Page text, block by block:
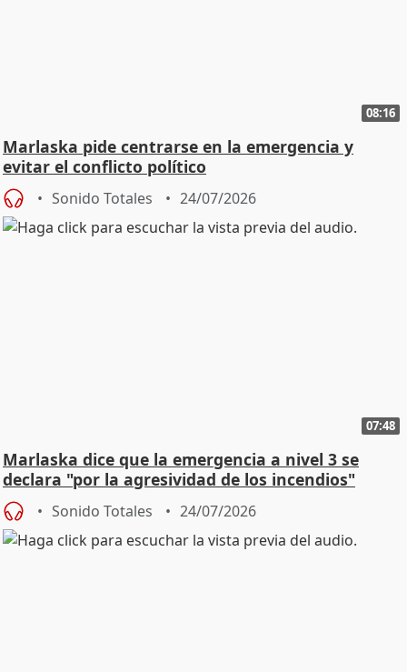
08:16
Marlaska pide centrarse en la emergencia y
evitar el conflicto político
Sonido Totales 24/07/2026
07:48
Marlaska dice que la emergencia a nivel 3 se
declara "por la agresividad de los incendios"
Sonido Totales 24/07/2026